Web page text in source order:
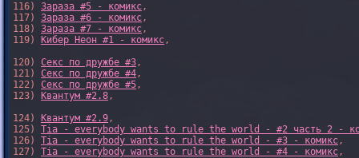
116) Зараза #5 - комикс,
117) Зараза #6 - комикс,
118) Зараза #7 - комикс,
119)
Кибер Неон #1 - комикс,
120) Секс по дружбе #3,
121) Секс по дружбе #4,
122) Секс по дружбе #5,
123)
Квантум #2.8,
124)
Квантум #2.9,
125) Tia - everybody wants to rule the world - #2 часть 2 -
126) Tia - everybody wants to rule the world - #3 - комикс,
127) Tia - everybody wants to rule the world - #4 - комикс,